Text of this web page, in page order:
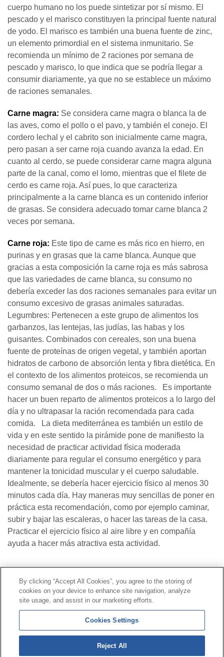
cuerpo humano no los puede sintetizar por sí mismo. El
pescado y el marisco constituyen la principal fuente natural
de yodo. El marisco es también una buena fuente de zinc,
un elemento primordial en el sistema inmunitario. Se
recomienda un mínimo de 2 raciones por semana de
pescado y marisco, lo que indica que se podría llegar a
consumir diariamente, ya que no se establece un máximo
de raciones semanales.
Carne magra: Se considera carne magra o blanca la de
las aves, como el pollo o el pavo, y también el conejo. El
cordero lechal y el cabrito son inicialmente carne magra,
pero pasan a ser carne roja cuando avanza la edad. En
cuanto al cerdo, se puede considerar carne magra alguna
parte de la canal, como el lomo, mientras que el filete de
cerdo es carne roja. Así pues, lo que caracteriza
principalmente a la carne blanca es un contenido inferior
de grasas. Se considera adecuado tomar carne blanca 2
veces por semana.
Carne roja: Este tipo de carne es más rico en hierro, en
purinas y en grasas que la carne blanca. Aunque que
gracias a esta composición la carne roja es más sabrosa
que las variedades de carne blanca, su consumo no
debería exceder las dos raciones semanales para evitar un
consumo excesivo de grasas animales saturadas.
Legumbres: Pertenecen a este grupo de alimentos los
garbanzos, las lentejas, las judías, las habas y los
guisantes. Combinados con cereales, son una buena
fuente de proteínas de origen vegetal, y también aportan
hidratos de carbono de absorción lenta y fibra dietética. En
el contexto de los alimentos proteicos, se recomienda un
consumo semanal de dos o más raciones. Es importante
hacer un buen reparto de alimentos proteicos a lo largo del
día y no ultrapasar la ración recomendada para cada
comida. La dieta mediterránea es también un estilo de
vida y en este sentido la pirámide pone de manifiesto la
necesidad de practicar actividad física moderada
diariamente para regular el consumo energético y para
mantener la tonicidad muscular y el cuerpo saludable.
Idealmente, se debería hacer ejercicio físico al menos 30
minutos cada día. Hay maneras muy sencillas de poner en
práctica esta recomendación, como por ejemplo caminar,
subir y bajar las escaleras, o hacer las tareas de la casa.
Practicar el ejercicio físico al aire libre y en compañía
ayuda a hacer más atractiva esta actividad.
Línea Universal 900 203 203|Zona Privada Comisión de
Prestaciones Especiales
|Zona Privada Proveedor
Sanitario
© Mutua Universal 2026 | Mapa del sitio | Aviso legal
Política de Protección de Datos
By clicking “Accept All Cookies”, you agree to the storing of
cookies on your device to enhance site navigation, analyze
site usage, and assist in our marketing efforts.
Cookies Settings
Reject All